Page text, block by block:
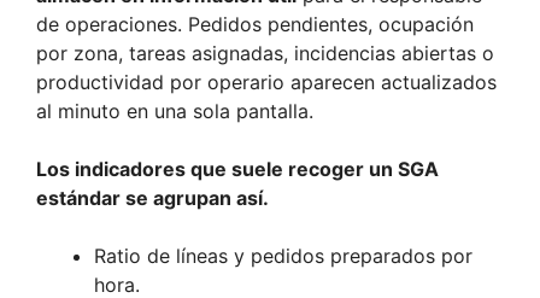
de operaciones. Pedidos pendientes, ocupación
por zona, tareas asignadas, incidencias abiertas o
productividad por operario aparecen actualizados
al minuto en una sola pantalla.
Los indicadores que suele recoger un SGA
estándar se agrupan así.
Ratio de líneas y pedidos preparados por
hora.